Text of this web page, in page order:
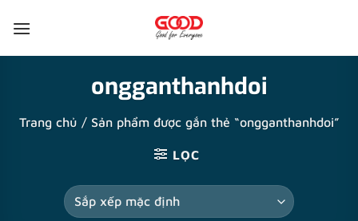
qua
ongganthanhdoi
Trang chủ / Sản phẩm được gắn thẻ “ongganthanhdoi”
LỌC